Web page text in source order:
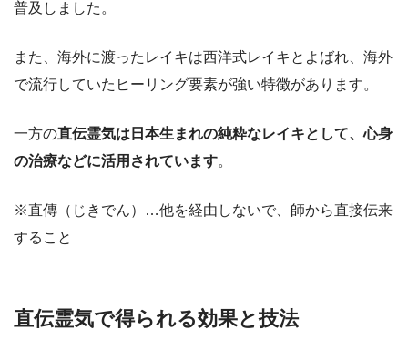
普及しました。
また、海外に渡ったレイキは西洋式レイキとよばれ、海外
で流行していたヒーリング要素が強い特徴があります。
一方の直伝霊気は日本生まれの純粋なレイキとして、心身
の治療などに活用されています。
※直傳（じきでん）…他を経由しないで、師から直接伝来
すること
直伝霊気で得られる効果と技法